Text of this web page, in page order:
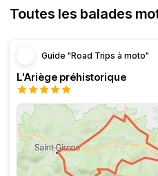
Toutes les balades
Guide "Road Trips à moto"
L'Ariège préhistorique